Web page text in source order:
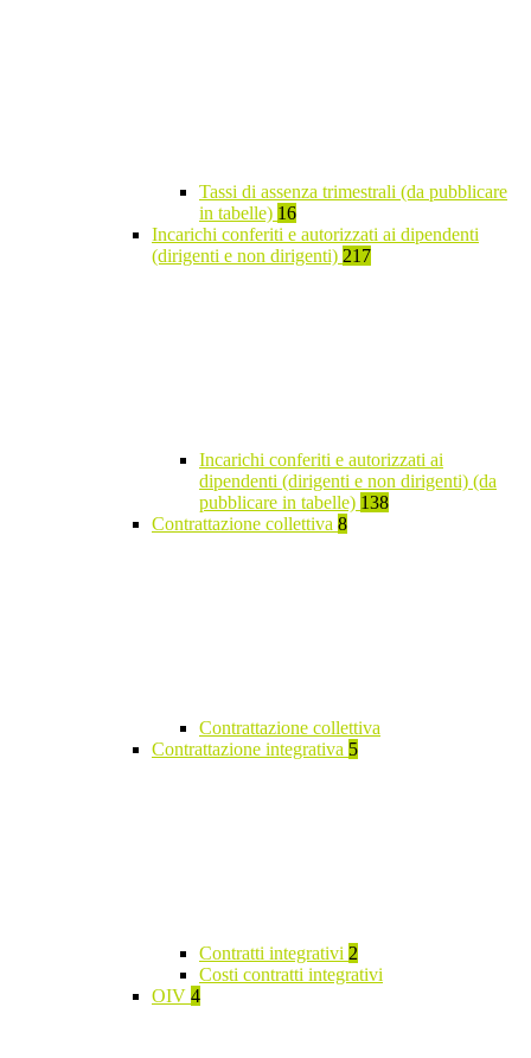
Tassi di assenza trimestrali (da pubblicare
in tabelle) 16
Incarichi conferiti e autorizzati ai dipendenti
(dirigenti e non dirigenti) 217
Incarichi conferiti e autorizzati ai
dipendenti (dirigenti e non dirigenti) (da
pubblicare in tabelle) 138
Contrattazione collettiva 8
Contrattazione collettiva
Contrattazione integrativa 5
Contratti integrativi 2
Costi contratti integrativi
OIV 4